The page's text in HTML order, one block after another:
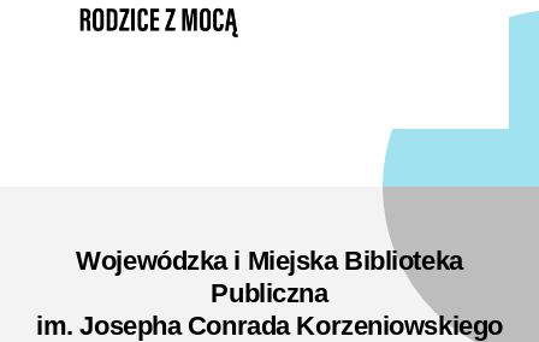
Wojewódzka i Miejska Biblioteka
Publiczna
im. Josepha Conrada Korzeniowskiego